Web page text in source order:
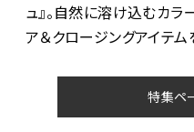
ュ』。自然に溶け込むカラ
ア＆クロージングアイテム
特集ペ